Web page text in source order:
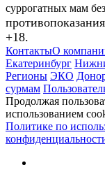
суррогатных мам
+18.
КонтактыО
Екатеринбург
Регионы ЭКО
сурмам
Продолжая
использованием
Политике по